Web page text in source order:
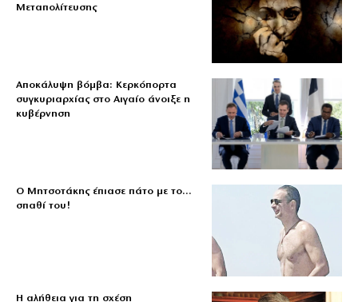
Μεταπολίτευσης
Αποκάλυψη βόμβα: Κερκόπορτα
συγκυριαρχίας στο Αιγαίο άνοιξε η
κυβέρνηση
Ο Μητσοτάκης έπιασε πάτο με το…
σπαθί του!
Η αλήθεια για τη σχέση